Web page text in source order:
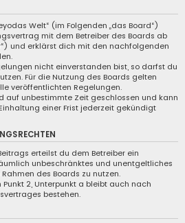
Welt“ (im Folgenden „das Board“)
mit dem Betreiber des Boards ab
und erklärst dich mit den nachfolgenden
nicht einverstanden bist, so darfst du
Für die Nutzung des Boards gelten
veröffentlichten Regelungen.
auf unbestimmte Zeit geschlossen und kann
einer Frist jederzeit gekündigt
erteilst du dem Betreiber ein
unbeschränktes und unentgeltliches
des Boards zu nutzen.
2, Unterpunkt a bleibt auch nach
bestehen.